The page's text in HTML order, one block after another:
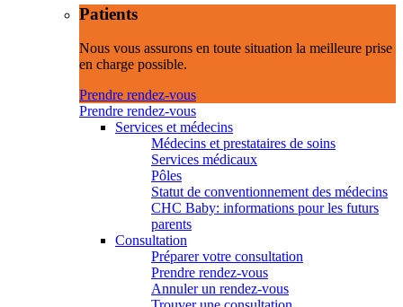
Patients
Nous vous assurons en toute situation la meilleure prise
en charge possible.
Prendre rendez-vous
Prendre rendez-vous
Services et médecins
Médecins et prestataires de soins
Services médicaux
Pôles
Statut de conventionnement des médecins
CHC Baby: informations pour les futurs
parents
Consultation
Préparer votre consultation
Prendre rendez-vous
Annuler un rendez-vous